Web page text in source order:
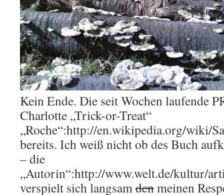
Kein Ende. Die seit Wochen laufende
Charlotte „Trick-or-Treat“
„Roche“:http://en.wikipedia.org/wiki/
bereits. Ich weiß nicht ob des Buch
– die
„Autorin“:http://www.welt.de/kultur/
verspielt sich langsamdenmeinen